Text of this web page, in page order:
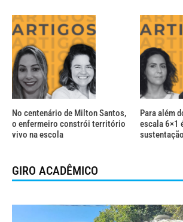
No centenário de Milton Santos,
o enfermeiro constrói território
vivo na escola
Para além
escala 6×1
GIRO ACADÊMICO